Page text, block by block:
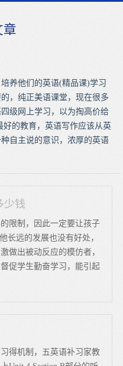
章
养他们的英语(精品课)学习
，纯正美语课堂，现在很多
级网上学习，以为掏高价给
的教育，英语写作应该从英
自主说的意识，浓厚的英语
少钱
限制，因此一定要让孩子
长远的发展也没有好处，
做出被动反应的模仿者，
促学生勤奋学习，能引起
得机制，五英语补习家教